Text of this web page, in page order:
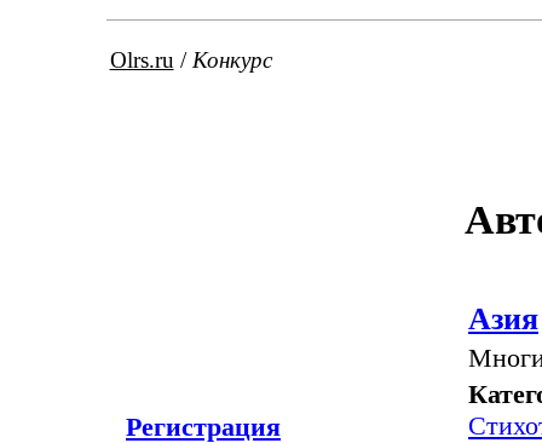
Olrs.ru / Конкурс
Регистрация
Азия